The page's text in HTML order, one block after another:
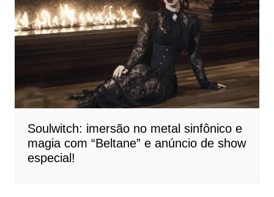
Soulwitch: imersão no metal sinfônico e
magia com “Beltane” e anúncio de show
especial!